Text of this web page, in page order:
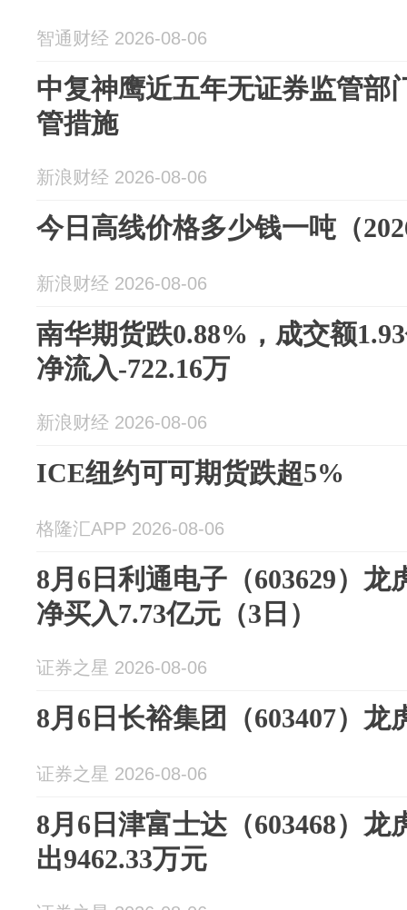
智通财经 2026-08-06
中复神鹰近五年无证券监管部
管措施
新浪财经 2026-08-06
今日高线价格多少钱一吨（
新浪财经 2026-08-06
南华期货跌0.88%，成交额
净流入-722.16万
新浪财经 2026-08-06
ICE纽约可可期货跌超5%
格隆汇APP 2026-08-06
8月6日利通电子（603629）龙
净买入7.73亿元（3日）
证券之星 2026-08-06
8月6日长裕集团（603407）龙
证券之星 2026-08-06
8月6日津富士达（603468）龙
出9462.33万元